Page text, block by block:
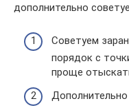
дополнительно
Советуем
порядок с
проще